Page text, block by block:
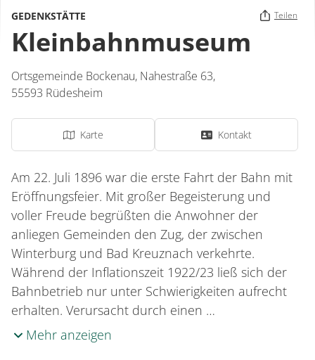
GEDENKSTÄTTE Teilen
Kleinbahnmuseum
Ortsgemeinde Bockenau, Nahestraße 63,
55593 Rüdesheim
Karte Kontakt
Am 22. Juli 1896 war die erste Fahrt der Bahn mit
Eröffnungsfeier. Mit großer Begeisterung und
voller Freude begrüßten die Anwohner der
anliegen Gemeinden den Zug, der zwischen
Winterburg und Bad Kreuznach verkehrte.
Während der Inflationszeit 1922/23 ließ sich der
Bahnbetrieb nur unter Schwierigkeiten aufrecht
erhalten. Verursacht durch einen …
Mehr anzeigen